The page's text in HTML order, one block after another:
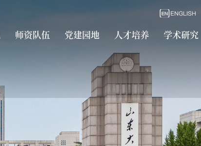
ENGLISH
师资队伍 党建园地 人才培养 学术研究